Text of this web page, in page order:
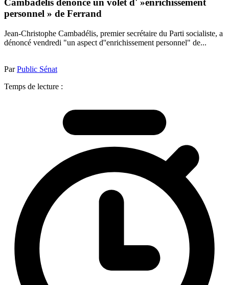
Cambadélis dénonce un volet d' »enrichissement
personnel » de Ferrand
Jean-Christophe Cambadélis, premier secrétaire du Parti socialiste, a
dénoncé vendredi "un aspect d''enrichissement personnel" de...
ParPublic Sénat
Temps de lecture :